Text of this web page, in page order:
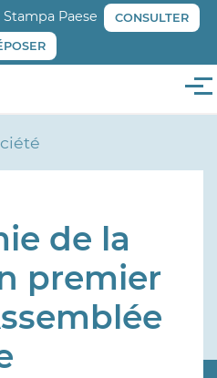
Paese CONSULTER
de la
premier